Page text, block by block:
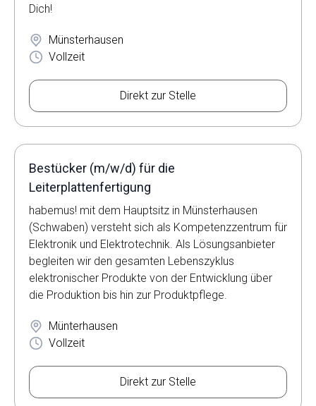
Dich!
Münsterhausen
Vollzeit
Direkt zur Stelle
Bestücker (m/w/d) für die
Leiterplattenfertigung
habemus! mit dem Hauptsitz in Münsterhausen
(Schwaben) versteht sich als Kompetenzzentrum für
Elektronik und Elektrotechnik. Als Lösungsanbieter
begleiten wir den gesamten Lebenszyklus
elektronischer Produkte von der Entwicklung über
die Produktion bis hin zur Produktpflege.
Münterhausen
Vollzeit
Direkt zur Stelle